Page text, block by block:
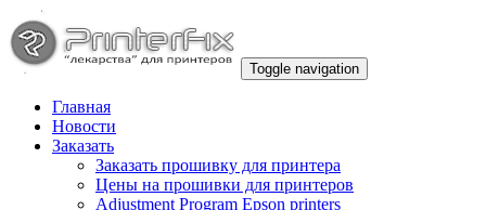
Toggle navigation
Главная
Новости
Заказать
Заказать прошивку для принтера
Цены на прошивки для принтеров
Adjustment Program Epson printers